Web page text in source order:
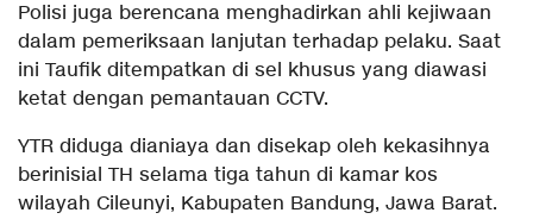
Polisi juga berencana menghadirkan ahli kejiwaan
dalam pemeriksaan lanjutan terhadap pelaku. Saat
ini Taufik ditempatkan di sel khusus yang diawasi
ketat dengan pemantauan CCTV.
YTR diduga dianiaya dan disekap oleh kekasihnya
berinisial TH selama tiga tahun di kamar kos
wilayah Cileunyi, Kabupaten Bandung, Jawa Barat.